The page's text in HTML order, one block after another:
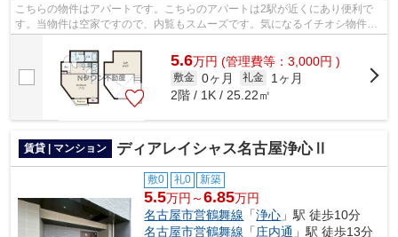
こちらの物件はアパートです。こちらのアパートは2駅が近くにあり便利で
す。当物件は空家ですので、内覧もスムーズです。気になるイチオシ物件情
5.6万円 (管理費等：3,000円 )
敷金 0ヶ月 礼金
1ヶ月
2階 / 1K / 25.22㎡
賃貸 | マンション ディアレイシャス名古屋浄心Ⅱ
敷0 礼0 新築
5.5万円～6.85万円
名古屋市営鶴舞線 「浄心 」駅 徒歩10分
名古屋市営鶴舞線 「庄内通 」駅 徒歩13分